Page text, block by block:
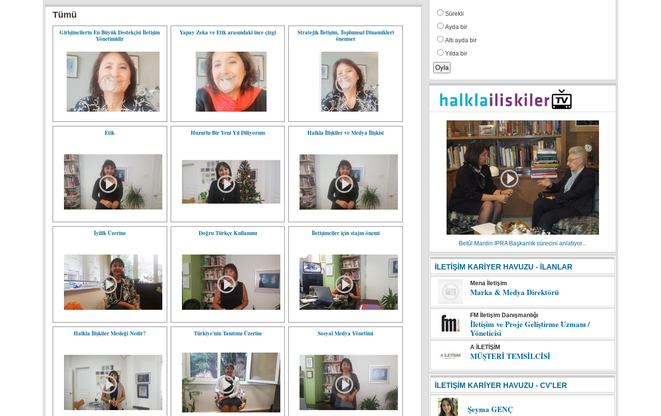
Tümü
Girişimcilerin En Büyük Destekçisi İletişim
Yönetimidir
Yapay Zeka ve Etik arasındaki ince çizgi
Stratejik İletişim, Toplumsal Dinamikleri
önemser
Etik Huzurlu Bir Yeni Yıl Diliyorum Halkla İlişkiler ve Medya İlişkisi
İyilik Üzerine Doğru Türkçe Kullanımı İletişimciler için stajın önemi
Halkla İlişkiler Mesleği Nedir? Türkiye'nin Tanıtımı Üzerine Sosyal Medya Yönetimi
Sürekli
Ayda bir
Altı ayda bir
Yılda bir
Betûl Mardin IPRA Başkanlık sürecini anlatıyor...
İLETİŞİM KARİYER HAVUZU - İLANLAR
Mena İletişim
Marka & Medya Direktörü
FM İletişim Danışmanlığı
İletişim ve Proje Geliştirme Uzmanı /
Yöneticisi
A İLETİŞİM
MÜŞTERİ TEMSİLCİSİ
İLETİŞİM KARİYER HAVUZU - CV'LER
Şeyma GENÇ